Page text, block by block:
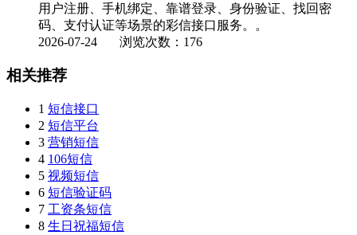
用户注册、手机绑定、靠谱登录、身份验证、找回密
码、支付认证等场景的彩信接口服务。。
2026-07-24 浏览次数：176
相关推荐
1 短信接口
2 短信平台
3 营销短信
4 106短信
5 视频短信
6 短信验证码
7 工资条短信
8 生日祝福短信